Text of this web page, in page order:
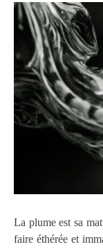
La plume est sa
faire éthérée et